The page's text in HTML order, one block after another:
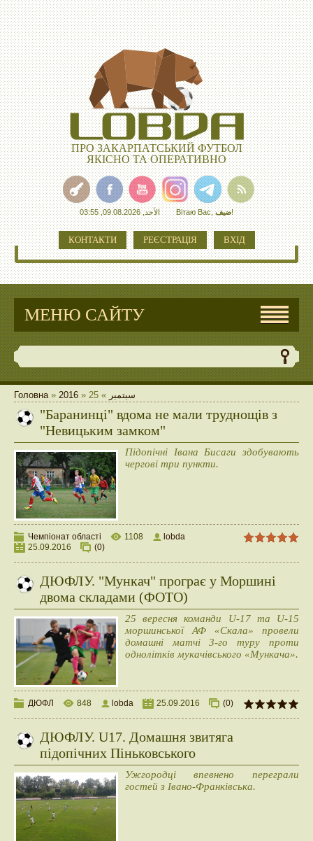
ПРО ЗАКАРПАТСЬКИЙ ФУТБОЛ
ЯКІСНО ТА ОПЕРАТИВНО
الأحد, 09.08.2026, 03:55 Вітаю Вас,ضيف!
КОНТАКТИ РЕЄСТРАЦІЯ ВХІД
МЕНЮ САЙТУ
Головна» 2016 » سبتمبر »
25
"Баранинці" вдома не мали труднощів з
"Невицьким замком"
Підопічні Івана Бисаги здобувають
чергові три пункти.
Чемпіонат області 1108
lobda
25.09.2016
(0)
ДЮФЛУ. "Мункач" програє у Моршині
двома складами (ФОТО)
25 вересня команди U-17 та U-15
моршинської АФ «Скала» провели
домашні матчі 3-го туру проти
однолітків мукачівського «Мункача».
ДЮФЛ 848 lobda 25.09.2016 (0)
ДЮФЛУ. U17. Домашня звитяга
підопічних Піньковського
Ужгородці впевнено переграли
гостей з Івано-Франківська.